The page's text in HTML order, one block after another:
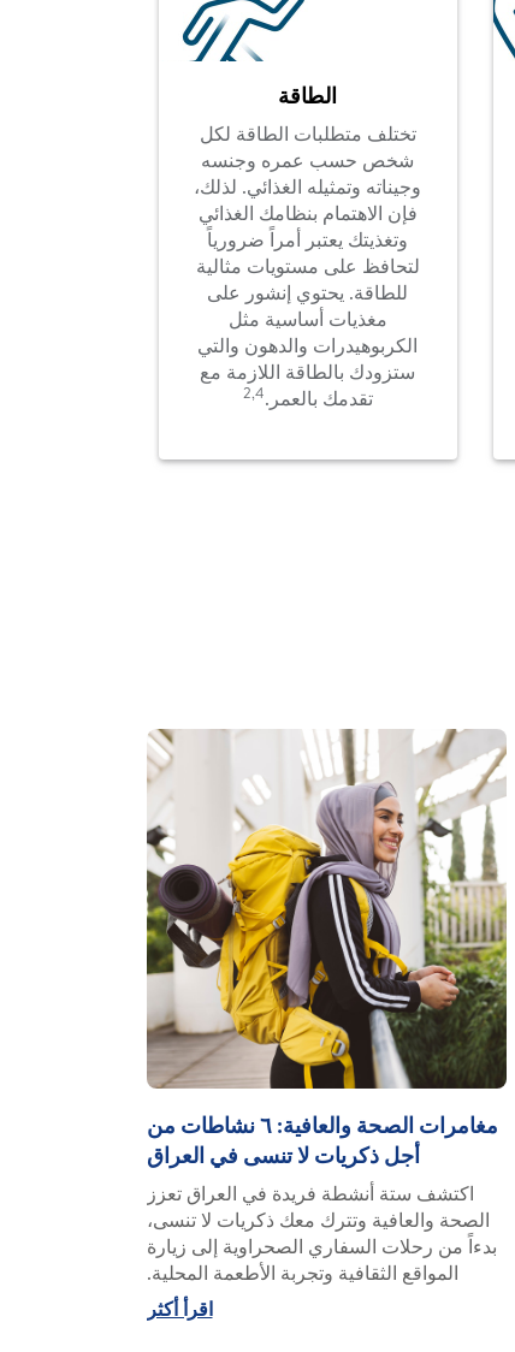
الطاقة
تختلف متطلبات الطاقة لكل
شخص حسب عمره وجنسه
وجيناته وتمثيله الغذائي. لذلك،
فإن الاهتمام بنظامك الغذائي
وتغذيتك يعتبر أمراً ضرورياً
لتحافظ على مستويات مثالية
للطاقة. يحتوي إنشور على
مغذيات أساسية مثل
الكربوهيدرات والدهون والتي
ستزودك بالطاقة اللازمة مع
تقدمك بالعمر.2,4
مغامرات الصحة والعافية: ٦ نشاطات من
أجل ذكريات لا تنسى في العراق
اكتشف ستة أنشطة فريدة في العراق تعزز
الصحة والعافية وتترك معك ذكريات لا تنسى،
بدءاً من رحلات السفاري الصحراوية إلى زيارة
المواقع الثقافية وتجربة الأطعمة المحلية.
اقرأ أكثر